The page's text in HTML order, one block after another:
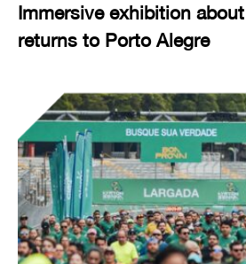
Immersive exhibition
returns to Porto Alegre